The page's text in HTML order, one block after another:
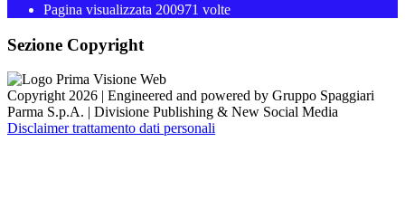
Pagina visualizzata 200971 volte
Sezione Copyright
Copyright 2026 | Engineered and powered by Gruppo Spaggiari
Parma S.p.A. | Divisione Publishing & New Social Media
Disclaimer trattamento dati personali